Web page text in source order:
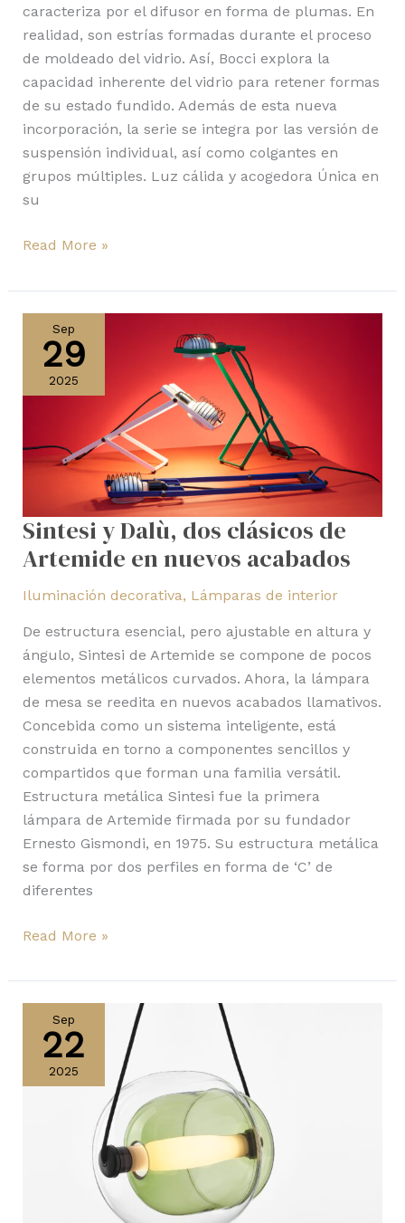
caracteriza por el difusor en forma de plumas. En
realidad, son estrías formadas durante el proceso
de moldeado del vidrio. Así, Bocci explora la
capacidad inherente del vidrio para retener formas
de su estado fundido. Además de esta nueva
incorporación, la serie se integra por las versión de
suspensión individual, así como colgantes en
grupos múltiples. Luz cálida y acogedora Única en
su
Read More »
Sep
29
2025
Sintesi y Dalù, dos clásicos de
Artemide en nuevos acabados
Iluminación decorativa, Lámparas de interior
De estructura esencial, pero ajustable en altura y
ángulo, Sintesi de Artemide se compone de pocos
elementos metálicos curvados. Ahora, la lámpara
de mesa se reedita en nuevos acabados llamativos.
Concebida como un sistema inteligente, está
construida en torno a componentes sencillos y
compartidos que forman una familia versátil.
Estructura metálica Sintesi fue la primera
lámpara de Artemide firmada por su fundador
Ernesto Gismondi, en 1975. Su estructura metálica
se forma por dos perfiles en forma de ‘C’ de
diferentes
Dalù,
dos
clásicos
Artemide
en
acabados
Read More »
Sep
22
2025
tonos
verde
oliva